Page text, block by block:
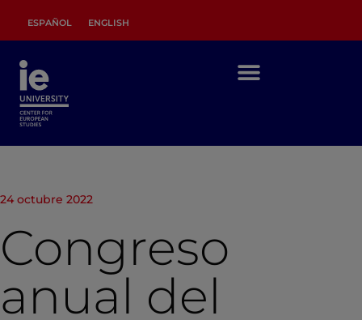
ESPAÑOL ENGLISH
24 octubre 2022
Congreso
anual del